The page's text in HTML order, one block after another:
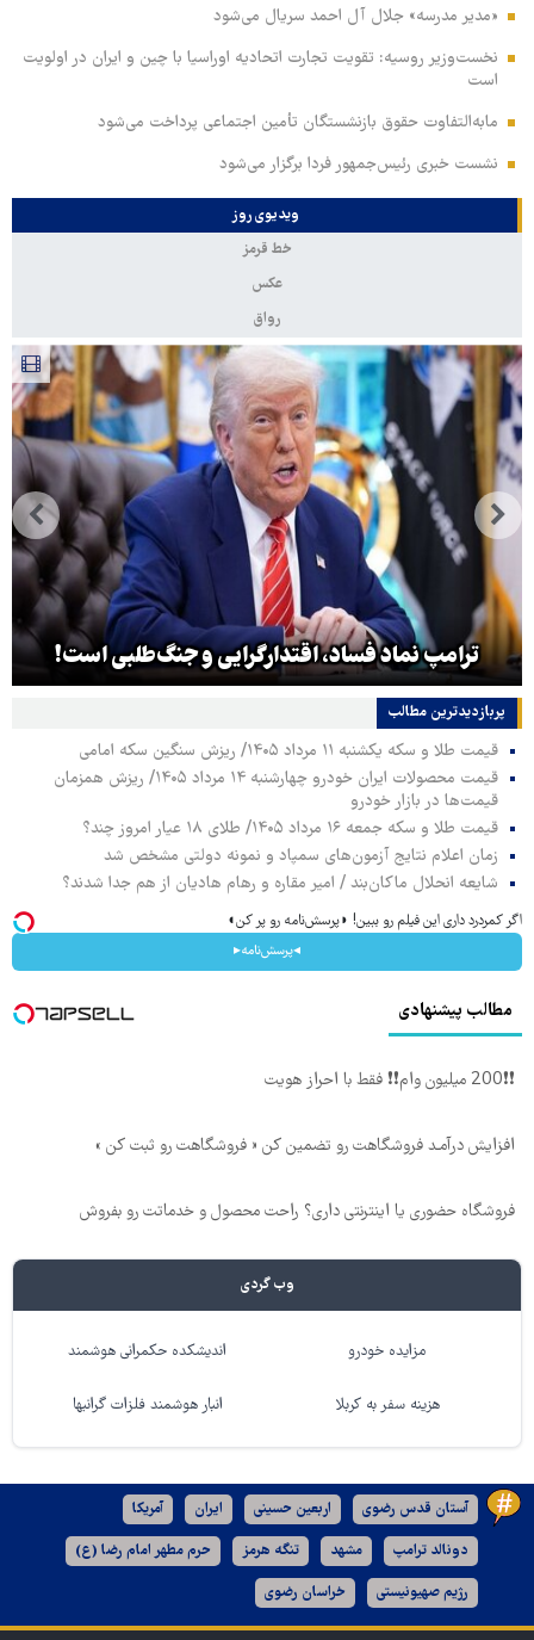
«مدیر مدرسه» جلال آل احمد سریال می‌شود
نخست‌وزیر روسیه:‌ تقویت تجارت اتحادیه اوراسیا با چین و ایران در اولویت
است
مابه‌التفاوت حقوق بازنشستگان تأمین اجتماعی پرداخت می‌شود
نشست خبری رئیس‌جمهور فردا برگزار می‌شود
ویدیوی روز
خط قرمز
عکس
رواق
ترامپ نماد فساد، اقتدارگرایی و جنگ‌طلبی است!
پربازدیدترین‌ مطالب
قیمت طلا و سکه یکشنبه ۱۱ مرداد ۱۴۰۵/ ریزش سنگین سکه امامی
قیمت محصولات ایران خودرو چهارشنبه ۱۴ مرداد ۱۴۰۵/ ریزش همزمان
قیمت‌ها در بازار خودرو
قیمت طلا و سکه جمعه ۱۶ مرداد ۱۴۰۵/ طلای ۱۸ عیار امروز چند؟
زمان اعلام نتایج آزمون‌های سمپاد و نمونه دولتی مشخص شد
شایعه انحلال ماکان‌بند / امیر مقاره و رهام هادیان از هم جدا شدند؟
اگر کمردرد داری این فیلم رو ببین! ◗پرسش‌نامه رو پر کن◖
◂پرسش‌نامه▸
مطالب پیشنهادی
❗❗200 میلیون وام❗❗ فقط با احراز هویت
افزایش درآمـد فروشگاهت رو تضمین کن « فروشگاهت رو ثبت کن »
فروشگاه حضوری یا اینترنتی داری؟ راحت محصول و خدماتت رو بفروش
وب گردی
مزایده خودرو اندیشکده حکمرانی هوشمند
هزینه سفر به کربلا انبار هوشمند فلزات گرانبها
آستان قدس رضوی اربعین حسینی ایران آمریکا
دونالد ترامپ مشهد تنگه هرمز حرم مطهر امام رضا (ع)
رژیم صهیونیستی خراسان رضوی